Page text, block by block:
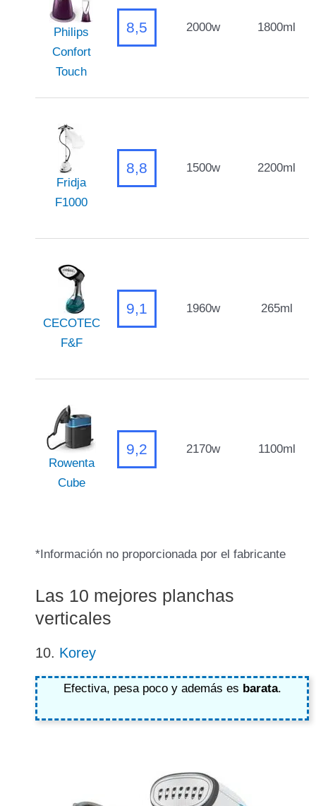
Philips
Confort
Touch
8,5 2000w 1800ml
Fridja
F1000
8,8 1500w 2200ml
CECOTEC
F&F
9,1 1960w 265ml
Rowenta
Cube
9,2 2170w 1100ml
*Información no proporcionada por el fabricante
Las 10 mejores planchas
verticales
10. Korey
Efectiva, pesa poco y además es barata.